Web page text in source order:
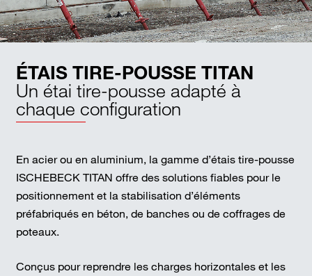
ÉTAIS TIRE-POUSSE TITAN
Un étai tire-pousse adapté à
chaque configuration
En acier ou en aluminium, la gamme d’étais tire-pousse
ISCHEBECK TITAN offre des solutions fiables pour le
positionnement et la stabilisation d’éléments
préfabriqués en béton, de banches ou de coffrages de
poteaux.
Conçus pour reprendre les charges horizontales et les